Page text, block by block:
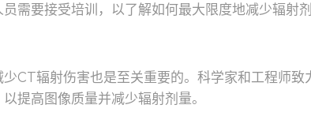
需要接受培训，以了解如何最大限度地减少辐射剂
CT辐射伤害也是至关重要的。科学家和工程师致
提高图像质量并减少辐射剂量。